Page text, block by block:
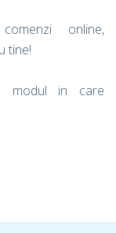
online,
tine!
modul in care